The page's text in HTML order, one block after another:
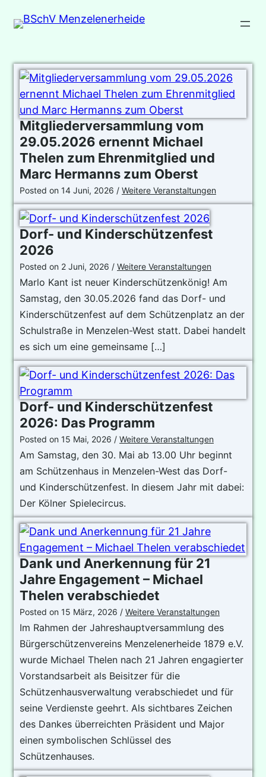
Mitgliederversammlung vom
29.05.2026 ernennt Michael
Thelen zum Ehrenmitglied und
Marc Hermanns zum Oberst
Posted on 14 Juni, 2026 / Weitere Veranstaltungen
Dorf- und Kinderschützenfest
2026
Posted on 2 Juni, 2026 / Weitere Veranstaltungen
Marlo Kant ist neuer Kinderschützenkönig! Am
Samstag, den 30.05.2026 fand das Dorf- und
Kinderschützenfest auf dem Schützenplatz an der
Schulstraße in Menzelen-West statt. Dabei handelt
es sich um eine gemeinsame […]
Dorf- und Kinderschützenfest
2026: Das Programm
Posted on 15 Mai, 2026 / Weitere Veranstaltungen
Am Samstag, den 30. Mai ab 13.00 Uhr beginnt
am Schützenhaus in Menzelen-West das Dorf-
und Kinderschützenfest. In diesem Jahr mit dabei:
Der Kölner Spielecircus.
Dank und Anerkennung für 21
Jahre Engagement – Michael
Thelen verabschiedet
Posted on 15 März, 2026 / Weitere Veranstaltungen
Im Rahmen der Jahreshauptversammlung des
Bürgerschützenvereins Menzelenerheide 1879 e.V.
wurde Michael Thelen nach 21 Jahren engagierter
Vorstandsarbeit als Beisitzer für die
Schützenhausverwaltung verabschiedet und für
seine Verdienste geehrt. Als sichtbares Zeichen
des Dankes überreichten Präsident und Major
einen symbolischen Schlüssel des
Schützenhauses.